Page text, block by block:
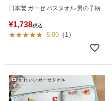
日本製 ガーゼ バスタオル 男の子柄
¥1,738税込
5.00 （ 1）